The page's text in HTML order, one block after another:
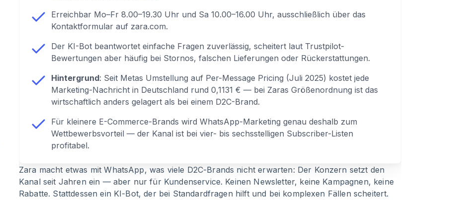
Erreichbar Mo–Fr 8.00–19.30 Uhr und Sa 10.00–16.00 Uhr, ausschließlich über das
Kontaktformular auf zara.com.
Der KI-Bot beantwortet einfache Fragen zuverlässig, scheitert laut Trustpilot-
Bewertungen aber häufig bei Stornos, falschen Lieferungen oder Rückerstattungen.
Hintergrund: Seit Metas Umstellung auf Per-Message Pricing (Juli 2025) kostet jede
Marketing-Nachricht in Deutschland rund 0,1131 € — bei Zaras Größenordnung ist das
wirtschaftlich anders gelagert als bei einem D2C-Brand.
Für kleinere E-Commerce-Brands wird WhatsApp-Marketing genau deshalb zum
Wettbewerbsvorteil — der Kanal ist bei vier- bis sechsstelligen Subscriber-Listen
profitabel.
Zara macht etwas mit WhatsApp, was viele D2C-Brands nicht erwarten: Der Konzern setzt den
Kanal seit Jahren ein — aber nur für Kundenservice. Keinen Newsletter, keine Kampagnen, keine
Rabatte. Stattdessen ein KI-Bot, der bei Standardfragen hilft und bei komplexen Fällen scheitert.